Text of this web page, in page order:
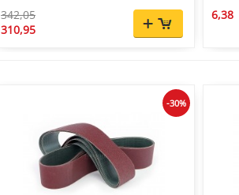
342,05
310,95
6,38
-30%